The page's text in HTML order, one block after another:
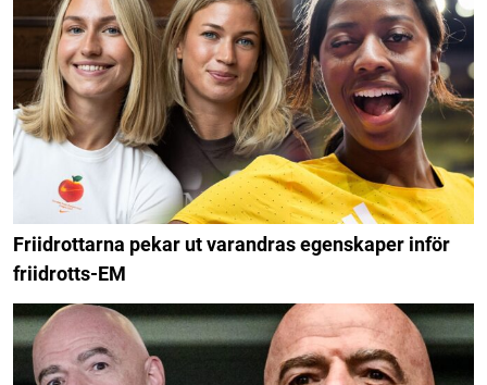
Friidrottarna pekar ut varandras egenskaper inför
friidrotts-EM